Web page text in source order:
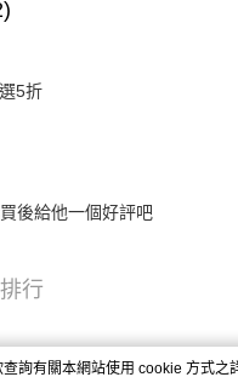
5折
後給他一個好評吧
行
詢有關本網站使用 cookie 方式之